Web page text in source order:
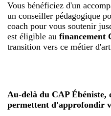
Vous bénéficiez d'un
un conseiller pédagogique
coach pour vous soutenir
est éligible au financement
transition vers ce métier
Au-delà du CAP Ébéniste,
permettent d'approfondir